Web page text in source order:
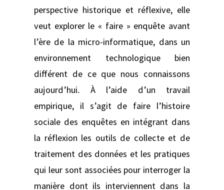
perspective historique et réflexive, elle
veut explorer le « faire » enquête avant
l’ère de la micro-informatique, dans un
environnement technologique bien
différent de ce que nous connaissons
aujourd’hui. À l’aide d’un travail
empirique, il s’agit de faire l’histoire
sociale des enquêtes en intégrant dans
la réflexion les outils de collecte et de
traitement des données et les pratiques
qui leur sont associées pour interroger la
manière dont ils interviennent dans la